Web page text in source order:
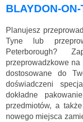
BLAYDON-ON-
Planujesz
Tyne lub
Peterborough?
przeprowadzkowe
dostosowane do
doświadczeni
dokładne
przedmiotów, a
nowego miejsca